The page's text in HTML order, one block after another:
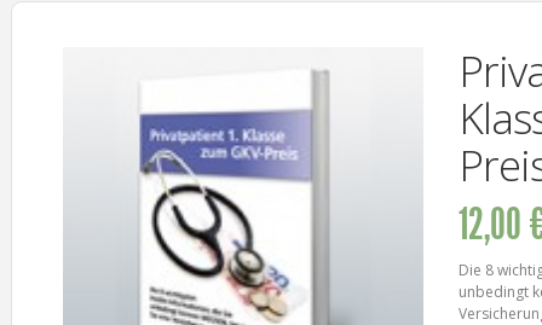
12,00
Die 8
unbedingt